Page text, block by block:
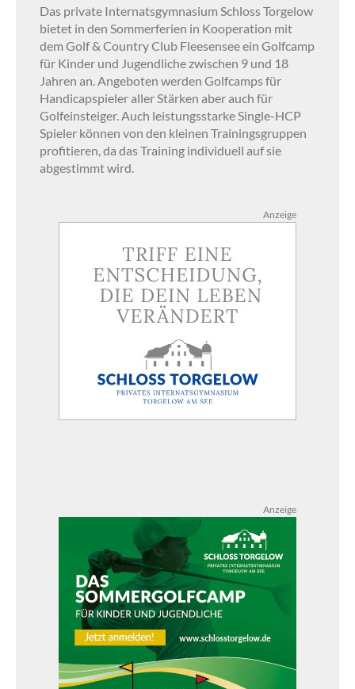
Das private Internatsgymnasium Schloss Torgelow
bietet in den Sommerferien in Kooperation mit
dem Golf & Country Club Fleesensee ein Golfcamp
für Kinder und Jugendliche zwischen 9 und 18
Jahren an. Angeboten werden Golfcamps für
Handicapspieler aller Stärken aber auch für
Golfeinsteiger. Auch leistungsstarke Single-HCP
Spieler können von den kleinen Trainingsgruppen
profitieren, da das Training individuell auf sie
abgestimmt wird.
Anzeige
Anzeige